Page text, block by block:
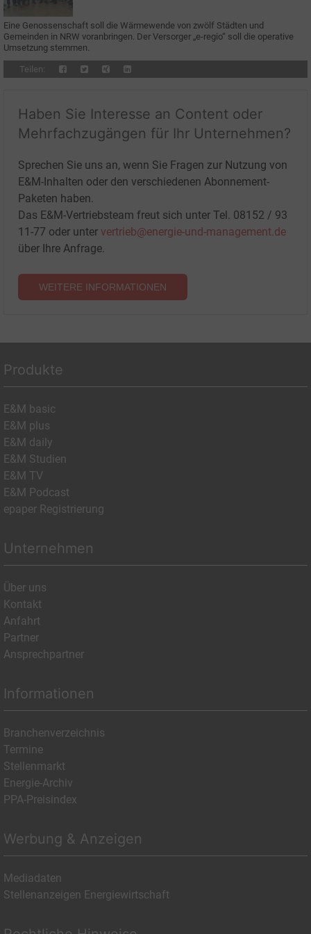
Eine Genossenschaft soll die Wärmewende von zwölf Städten und
Gemeinden in NRW voranbringen. Der Versorger „e-regio“ soll die operative
Umsetzung stemmen.
Teilen:
Haben Sie Interesse an Content oder
Mehrfachzugängen für Ihr Unternehmen?
Sprechen Sie uns an, wenn Sie Fragen zur Nutzung von
E&M-Inhalten oder den verschiedenen Abonnement-
Paketen haben.
Das E&M-Vertriebsteam freut sich unter Tel. 08152 / 93
11-77 oder unter vertrieb@energie-und-management.de
über Ihre Anfrage.
WEITERE INFORMATIONEN
Produkte
E&M basic
E&M plus
E&M daily
E&M Studien
E&M TV
E&M Podcast
epaper Registrierung
Unternehmen
Über uns
Kontakt
Anfahrt
Partner
Ansprechpartner
Informationen
Branchenverzeichnis
Termine
Stellenmarkt
Energie-Archiv
PPA-Preisindex
Werbung & Anzeigen
Mediadaten
Stellenanzeigen Energiewirtschaft